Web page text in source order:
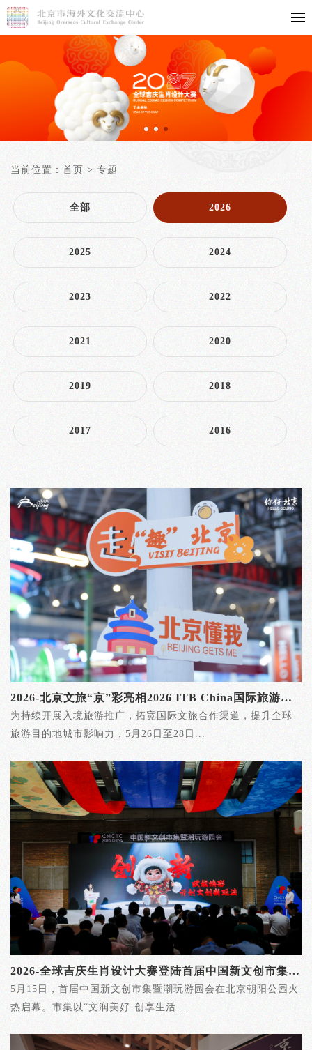
当前位置： 首页 > 专题
全部 2026
2025 2024
2023 2022
2021 2020
2019 2018
2017 2016
2026-北京文旅“京”彩亮相2026 ITB China国际旅游交易会
为持续开展入境旅游推广，拓宽国际文旅合作渠道，提升全球
旅游目的地城市影响力，5月26日至28日...
2026-全球吉庆生肖设计大赛登陆首届中国新文创市集暨潮玩游园会
5月15日，首届中国新文创市集暨潮玩游园会在北京朝阳公园火
热启幕。市集以“文润美好·创享生活·...